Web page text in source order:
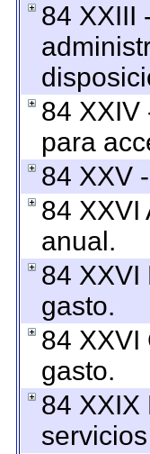
84 XXIII
84 XXIV
para
84 XXV
84 XXVI
anual.
84 XXVI
gasto.
84 XXVI
gasto.
84 XXIX